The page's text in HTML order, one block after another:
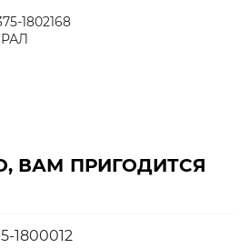
1802168
ВАМ ПРИГОДИТСЯ
1800012